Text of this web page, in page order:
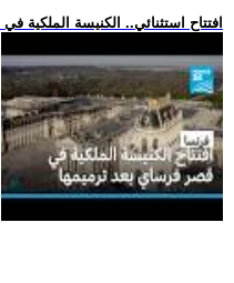
.. افتتاح استثنائي.. الكنيسة الملكية